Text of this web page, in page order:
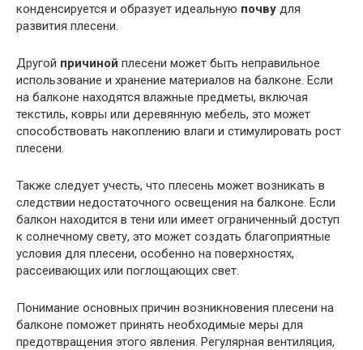
конденсируется и образует идеальную почву для
развития плесени.
Другой причиной плесени может быть неправильное
использование и хранение материалов на балконе. Если
на балконе находятся влажные предметы, включая
текстиль, ковры или деревянную мебель, это может
способствовать накоплению влаги и стимулировать рост
плесени.
Также следует учесть, что плесень может возникать в
следствии недостаточного освещения на балконе. Если
балкон находится в тени или имеет ограниченный доступ
к солнечному свету, это может создать благоприятные
условия для плесени, особенно на поверхностях,
рассеивающих или поглощающих свет.
Понимание основных причин возникновения плесени на
балконе поможет принять необходимые меры для
предотвращения этого явления. Регулярная вентиляция,